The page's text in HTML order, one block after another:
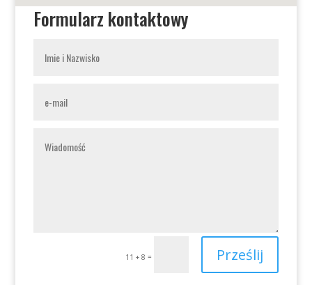
Formularz kontaktowy
11 + 8 = Prześlij